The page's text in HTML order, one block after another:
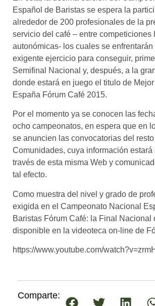
Español de Baristas se espera la
alrededor de 200 profesionales de la
servicio del café – entre competiciones
autonómicas- los cuales se
exigente ejercicio para conseguir,
Semifinal Nacional y, después, a la
donde estará en juego el titulo de
España Fórum Café 2015.
Por el momento ya se conocen las
ocho campeonatos, en espera que en
se anuncien las convocatorias del
Comunidades, cuya información estará
través de esta misma Web y
tal efecto.
Como muestra del nivel y grado de
exigida en el Campeonato Nacional
Baristas Fórum Café: la Final Nacional
disponible en la videoteca on-line de
https://www.youtube.com/
Comparte: